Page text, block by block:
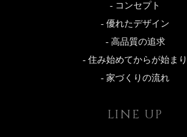
- コンセプト
- 優れたデザイン
- 高品質の追求
- 住み始めてからが始まり
- 家づくりの流れ
LINE UP